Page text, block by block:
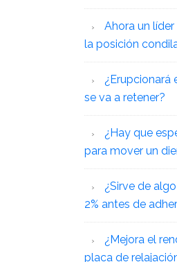
Ahora un
la posición
¿Erupcionará
se va a retener?
¿Hay que
para mover un
¿Sirve de
2% antes de
¿Mejora el
placa de